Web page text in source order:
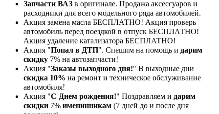
Запчасти ВАЗ в оригинале. Продажа аксессуаров и
расходники для всего модельного ряда автомобилей.
Акция замена масла БЕСПЛАТНО! Акция проверь
автомобиль перед поездкой в отпуск БЕСПЛАТНО!
Акция удаление катализатора БЕСПЛАТНО!
Акция "Попал в ДТП". Спешим на помощь и дарим
скидку 7% на автозапчасти!
Акция "Заказы выходного дня!" В выходные дни
скидка 10% на ремонт и техническое обслуживание
автомобиля!
Акция "С Днем рождения!" Поздравляем и дарим
скидки 7% именинникам (7 дней до и после дня